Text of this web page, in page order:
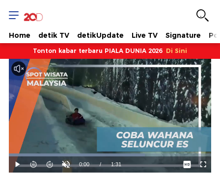
Home detik TV detikUpdate Live TV Signature
Tonton kabar terbaru PIALA DUNIA 2026 Di Sini
Mainkan
Suara
Hidup
Waktu
0:00 / Durasi
1:31
Dimuat:
67.24%